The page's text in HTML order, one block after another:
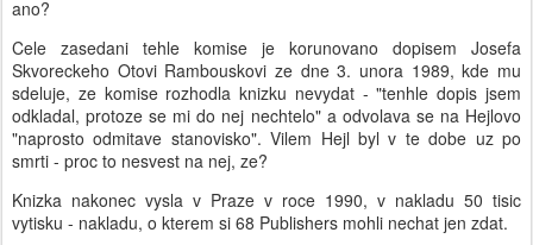
ano?
Cele zasedani tehle komise je korunovano dopisem Josefa
Skvoreckeho Otovi Rambouskovi ze dne 3. unora 1989, kde mu
sdeluje, ze komise rozhodla knizku nevydat - "tenhle dopis jsem
odkladal, protoze se mi do nej nechtelo" a odvolava se na Hejlovo
"naprosto odmitave stanovisko". Vilem Hejl byl v te dobe uz po
smrti - proc to nesvest na nej, ze?
Knizka nakonec vysla v Praze v roce 1990, v nakladu 50 tisic
vytisku - nakladu, o kterem si 68 Publishers mohli nechat jen zdat.